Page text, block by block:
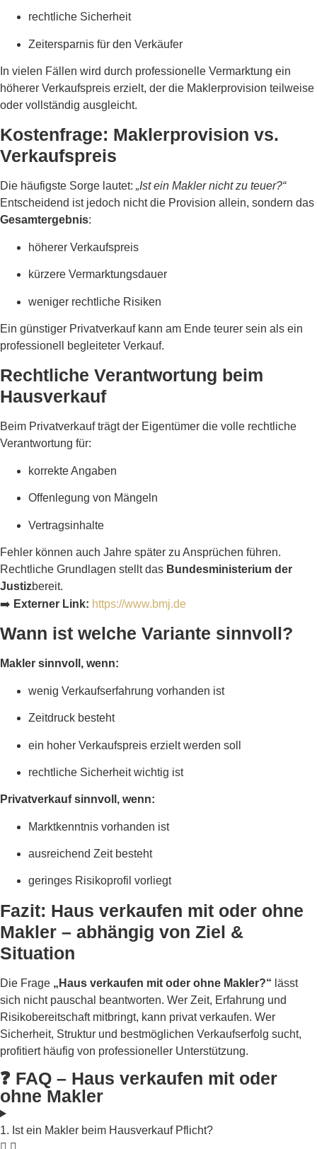
rechtliche Sicherheit
Zeitersparnis für den Verkäufer
In vielen Fällen wird durch professionelle Vermarktung ein
höherer Verkaufspreis erzielt, der die Maklerprovision teilweise
oder vollständig ausgleicht.
Kostenfrage: Maklerprovision vs.
Verkaufspreis
Die häufigste Sorge lautet: „Ist ein Makler nicht zu teuer?“
Entscheidend ist jedoch nicht die Provision allein, sondern das
Gesamtergebnis:
höherer Verkaufspreis
kürzere Vermarktungsdauer
weniger rechtliche Risiken
Ein günstiger Privatverkauf kann am Ende teurer sein als ein
professionell begleiteter Verkauf.
Rechtliche Verantwortung beim
Hausverkauf
Beim Privatverkauf trägt der Eigentümer die volle rechtliche
Verantwortung für:
korrekte Angaben
Offenlegung von Mängeln
Vertragsinhalte
Fehler können auch Jahre später zu Ansprüchen führen.
Rechtliche Grundlagen stellt das Bundesministerium der
Justizbereit.
➡️ Externer Link: https://www.bmj.de
Wann ist welche Variante sinnvoll?
Makler sinnvoll, wenn:
wenig Verkaufserfahrung vorhanden ist
Zeitdruck besteht
ein hoher Verkaufspreis erzielt werden soll
rechtliche Sicherheit wichtig ist
Privatverkauf sinnvoll, wenn:
Marktkenntnis vorhanden ist
ausreichend Zeit besteht
geringes Risikoprofil vorliegt
Fazit: Haus verkaufen mit oder ohne
Makler – abhängig von Ziel &
Situation
Die Frage „Haus verkaufen mit oder ohne Makler?“ lässt
sich nicht pauschal beantworten. Wer Zeit, Erfahrung und
Risikobereitschaft mitbringt, kann privat verkaufen. Wer
Sicherheit, Struktur und bestmöglichen Verkaufserfolg sucht,
profitiert häufig von professioneller Unterstützung.
❓ FAQ – Haus verkaufen mit oder
ohne Makler
1. Ist ein Makler beim Hausverkauf Pflicht?